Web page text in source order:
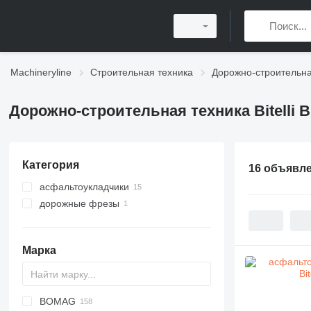
Machineryline Строительная техника Дорожно-
Дорожно-строительная техника Bitelli
Категория
асфальтоукладчики
асфальтоукладчики колесные
дорожные фрезы
Марка
Titan
AFT
VFA
CS
BOMAG
16